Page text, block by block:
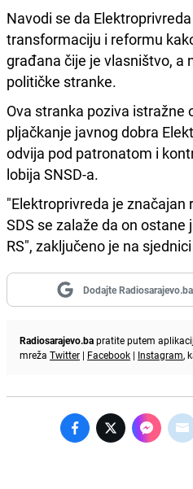
Navodi se da
transformaciju i reformu
građana čije je vlasništvo, a
političke stranke.
Ova stranka poziva istražne
pljačkanje javnog dobra
odvija pod patronatom i
lobija SNSD-a.
"Elektroprivreda je značajan
SDS se zalaže da on
RS", zaključeno je na
Dodajte
Radiosarajevo.bapratite putem
mreža Twitter | Facebook | Instagram,